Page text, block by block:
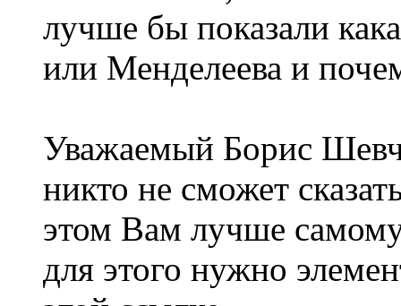
лучше бы показали
или Менделеева и
Уважаемый Борис
никто не сможет
этом Вам лучше
для этого нужно